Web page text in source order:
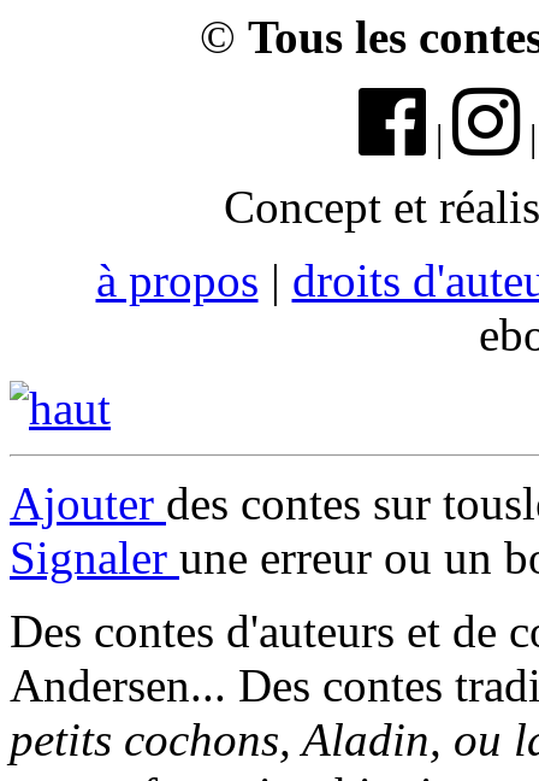
© Tous les
|
Concept et
à propos | droits
Ajouter des contes sur
Signaler une erreur ou un
Des contes d'auteurs et de
Andersen... Des contes
petits cochons, Aladin, ou